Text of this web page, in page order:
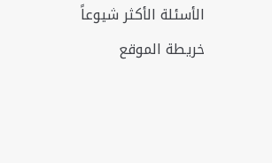
الأسئلة الأكثر شيوعاً
خريطة الموقع